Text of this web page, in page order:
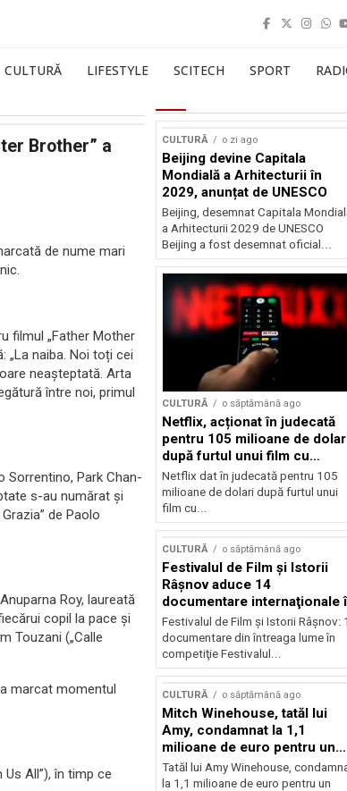
CULTURĂ LIFESTYLE SCITECH SPORT
Brother” a
de nume mari
filmul „Father Mother
„La naiba. Noi toți cei
neașteptată. Arta
între noi, primul
Sorrentino, Park Chan-
s-au numărat și
de Paolo
Roy, laureată
copil la pace și
Touzani („Calle
marcat momentul
All”), în timp ce
CULTURĂ o zi ago
Beijing devine Capitala
Mondială a Arhitecturii în
2029, anunțat de UNESCO
Beijing, desemnat Capitala
a Arhitecturii 2029 de UNESCO
Beijing a fost desemnat oficial...
CULTURĂ o săptămână ago
Netflix, acționat în judecată
pentru 105 milioane de
după furtul unui film cu
Nicolas Cage
Netflix dat în judecată pentru 105
milioane de dolari după furtul unui
film cu...
CULTURĂ o săptămână ago
Festivalul de Film şi Istorii
Râşnov aduce 14
documentare internaţionale
premieră
Festivalul de Film şi Istorii Râşnov:
documentare din întreaga lume în
competiţie Festivalul...
CULTURĂ o săptămână ago
Mitch Winehouse, tatăl lui
Amy, condamnat la 1,1
milioane de euro pentru un
litigiu pierdut
Tatăl lui Amy Winehouse,
la 1,1 milioane de euro pentru un